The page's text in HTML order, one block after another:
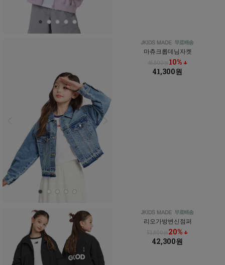
마츄크롭데님자켓
45,800원 10% ↓
41,300원
리오가방변신점퍼
52,800원20% ↓
42,300원